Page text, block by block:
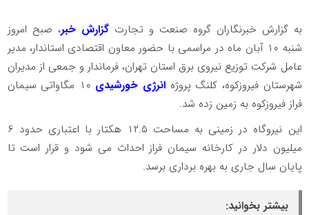
به گزارش خبرنگاران گروه صنعت و تجارتگزارش خبر، صبح امروز
شنبه ۱۰ آبان ماه در مراسمی با حضور معاون اقتصادی استاندار، مدیر
عامل شرکت توزیع نیروی برق استان تهران، فرماندار و جمعی از مدیران
شهرستان فیروزکوه، کلنگ پروژه انرژی خورشیدی
۱۰ مگاواتی سیمان
فراز فیروزکوه به زمین زده شد.
️این نیروگاه در زمینی به مساحت ۱۲.۵ هکتار با اعتباری حدود ۶
میلیون دلار در کارخانه سیمان فراز احداث می شود و قرار است تا
پایان سال جاری به بهره برداری برسد.
بیشتر بخوانید: